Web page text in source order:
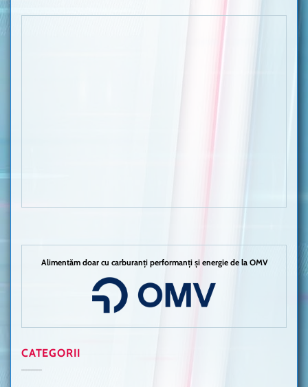
Alimentăm doar cu carburanți performanți și energie de la OMV
CATEGORII